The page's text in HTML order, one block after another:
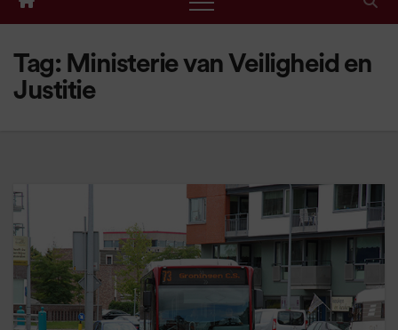
Tag: Ministerie van Veiligheid en
Justitie